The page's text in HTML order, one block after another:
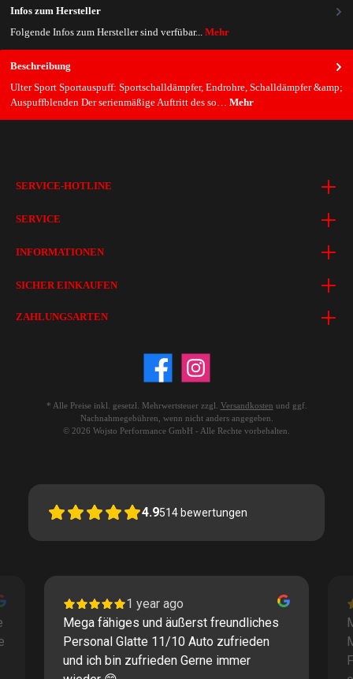
Beschreibung
Ulter Sport Sportauspuff: Sportschalldämpfer, Endrohre, Schalldämpfer &amp;
Auspuffblenden Der serienmäßige Auftritt des so… Mehr
Infos zum Hersteller
Folgende Infos zum Hersteller sind verfübar... Mehr
SERVICE-HOTLINE
SERVICE
INFORMATIONEN
SICHER EINKAUFEN
ZAHLUNGSARTEN
* Alle Preise inkl. gesetzl. Mehrwertsteuer zzgl. Versandkosten und ggf.
Nachnahmegebühren, wenn nicht anders angegeben.
© 2026 Wojsto Performance GmbH - Alle Rechte vorbehalten.
4.9514 bewertungen
1 year ago
Mega fähiges und äußerst freundliches
Personal Glatte 11/10 Auto zufrieden
und ich bin zufrieden Gerne immer